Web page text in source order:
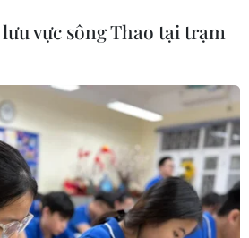
vực sông Thao tại trạm